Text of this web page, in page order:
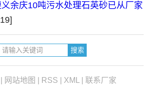
余庆10吨污水处理石英砂已从厂家
网站地图 RSS XML 联系厂家